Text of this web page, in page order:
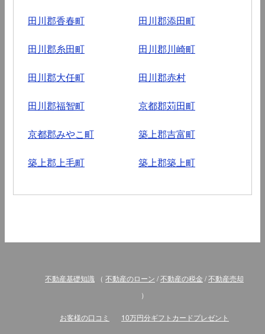
田川郡香春町 田川郡添田町
田川郡糸田町 田川郡川崎町
田川郡大任町 田川郡赤村
田川郡福智町 京都郡苅田町
京都郡みやこ町 築上郡吉富町
築上郡上毛町 築上郡築上町
不動産基礎知識 （ 不動産のローン /不動産の税金 /不動産売却
）
お客様の口コミ 10万円分ギフトカードプレゼント